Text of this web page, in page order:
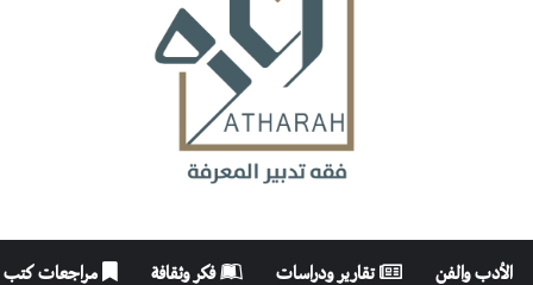
الأدب والفن تقارير ودراسات فكر وثقافة مراجعات كتب